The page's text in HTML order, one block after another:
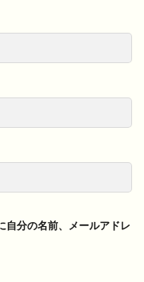
自分の名前、メールアドレ